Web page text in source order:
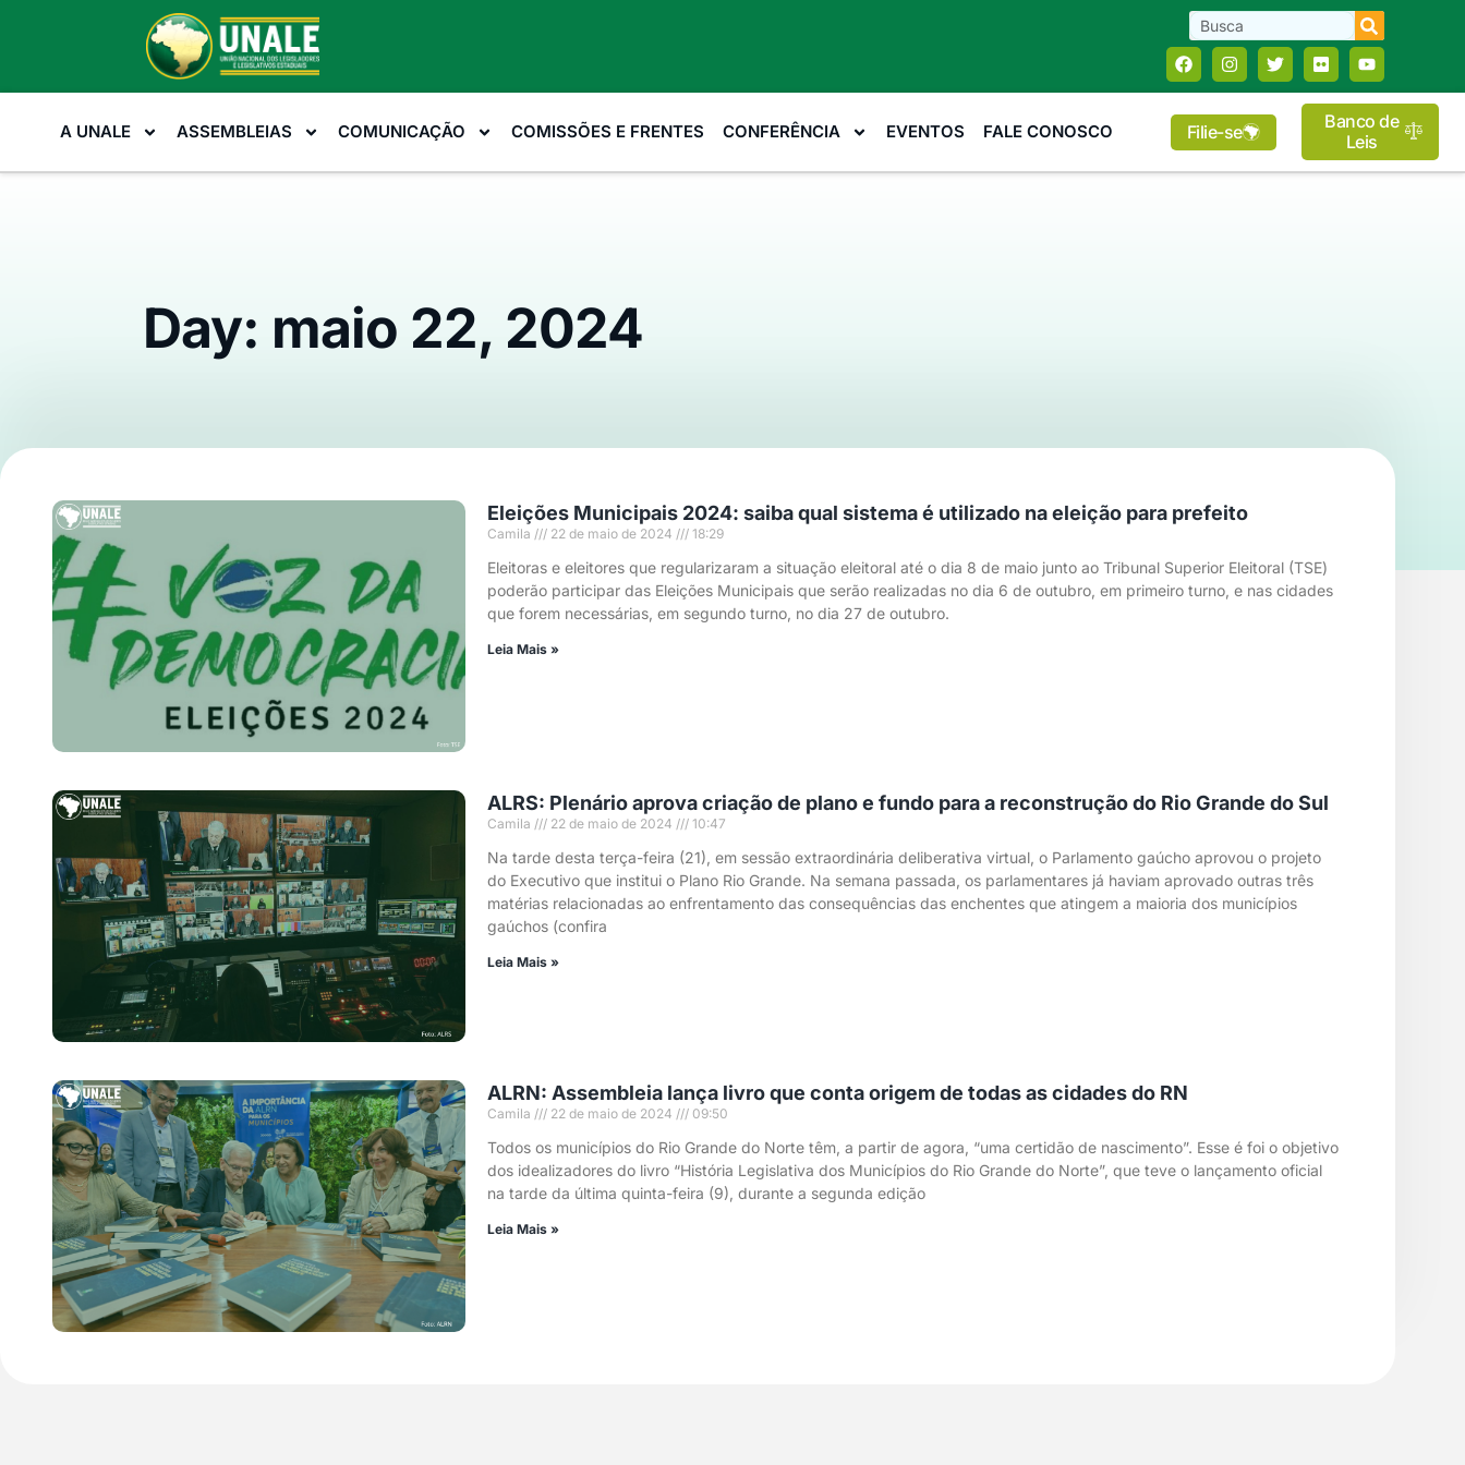
A UNALE ASSEMBLEIAS COMUNICAÇÃO COMISSÕES E FRENTES CONFERÊNCIA EVENTOS FALE CONOSCO Filie-se
Banco de
Leis
Day: maio 22, 2024
Eleições Municipais 2024: saiba qual sistema é utilizado na eleição para prefeito
Camila 22 de maio de 2024 18:29
Eleitoras e eleitores que regularizaram a situação eleitoral até o dia 8 de maio junto ao Tribunal Superior Eleitoral (TSE)
poderão participar das Eleições Municipais que serão realizadas no dia 6 de outubro, em primeiro turno, e nas cidades
que forem necessárias, em segundo turno, no dia 27 de outubro.
Leia Mais »
ALRS: Plenário aprova criação de plano e fundo para a reconstrução do Rio Grande do Sul
Camila 22 de maio de 2024 10:47
Na tarde desta terça-feira (21), em sessão extraordinária deliberativa virtual, o Parlamento gaúcho aprovou o projeto
do Executivo que institui o Plano Rio Grande. Na semana passada, os parlamentares já haviam aprovado outras três
matérias relacionadas ao enfrentamento das consequências das enchentes que atingem a maioria dos municípios
gaúchos (confira
Leia Mais »
ALRN: Assembleia lança livro que conta origem de todas as cidades do RN
Camila 22 de maio de 2024 09:50
Todos os municípios do Rio Grande do Norte têm, a partir de agora, “uma certidão de nascimento”. Esse é foi o objetivo
dos idealizadores do livro “História Legislativa dos Municípios do Rio Grande do Norte”, que teve o lançamento oficial
na tarde da última quinta-feira (9), durante a segunda edição
Leia Mais »